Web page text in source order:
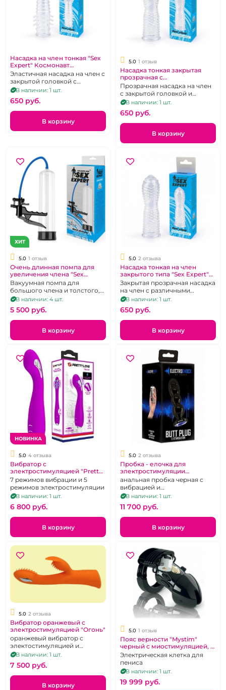
Насадка на член тонкая "Sex
Expert" Космонавт
прозрачная с
разнообразным рельефом
Эластичная насадка на член с
закрытой головкой с
усиками,ребрышками и
выпуклостями.
В наличии: 1 шт.
650 pуб.
В корзину
5.0 1 отзыв
Насадка тонкая закрытая
прозрачная с
перекрестными
ребрышками "Sex Expert"
Бронтазавр
Прозрачная насадка на член
с закрытой головкой и
ребристой поверхностью.
В наличии: 1 шт.
650 pуб.
В корзину
ХИТ
5.0 1 отзыв
Очень длинная помпа для
увеличения члена "Sex
Expert" Much Pleasure
Вакуумная помпа для
большого члена и толстого,
длина 280 мм, диаметр 65 мм,
прозрачная
В наличии: 4 шт.
5 500 pуб.
В корзину
5.0 2 отзыва
Насадка тонкая на член
закрытого типа "Sex Expert"
Шишка прозрачная
рельефная
Закрытая прозрачная насадка
на член с различными
чешуйками и ребрами
В наличии: 1 шт.
650 pуб.
В корзину
НОВИНКА
5.0 4 отзыва
Вибратор с
электростимуляцией "Pretty
Love" Hector фиолетовый
7 режимов вибрации и 5
режимов электростимуляции
В наличии: 1 шт.
6 800 pуб.
В корзину
5.0 2 отзыва
Пробка - елочка для
электростимуляции
"Electroshok"
анальная пробка черная с
вибрацией и
электроимпульсами
В наличии: 1 шт.
11 700 pуб.
В корзину
5.0 2 отзыва
Вибратор оранжевый с
электростимуляцией "Огонь"
оранжевый вибратор с
электостимуляцией и
клиторальным отростком
В наличии: 1 шт.
7 500 pуб.
В корзину
5.0 1 отзыв
Пояс верности "Mystim"
черный с миостимуляцией, 1
металлический и 5
пластмассовых замочков
Электрическая клетка для
пениса
В наличии: 1 шт.
19 999 pуб.